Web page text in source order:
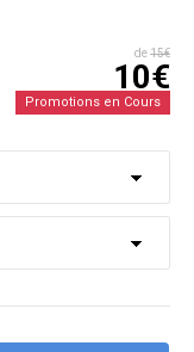
de15€
10€
Promotions en Cours